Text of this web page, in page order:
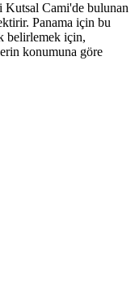
Kutsal Cami'de bulunan
Panama için bu
belirlemek için,
konumuna göre